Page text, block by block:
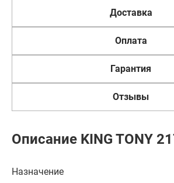
Доставка
Оплата
Гарантия
Отзывы
Описание KING TONY
Назначение